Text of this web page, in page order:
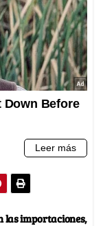
las importaciones,